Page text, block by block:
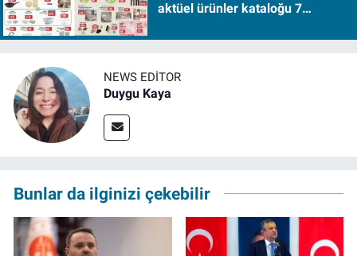
aktüel ürünler kataloğu 7
NEWS EDITOR
Duygu Kaya
Bunlar da ilginizi çekebilir